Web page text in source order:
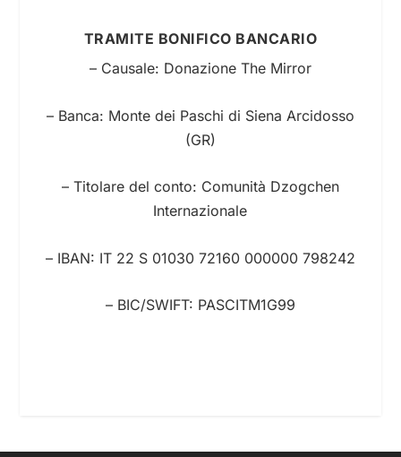
TRAMITE BONIFICO BANCARIO
– Causale: Donazione The Mirror
– Banca: Monte dei Paschi di Siena Arcidosso
(GR)
– Titolare del conto: Comunità Dzogchen
Internazionale
– IBAN: IT 22 S 01030 72160 000000 798242
– BIC/SWIFT: PASCITM1G99